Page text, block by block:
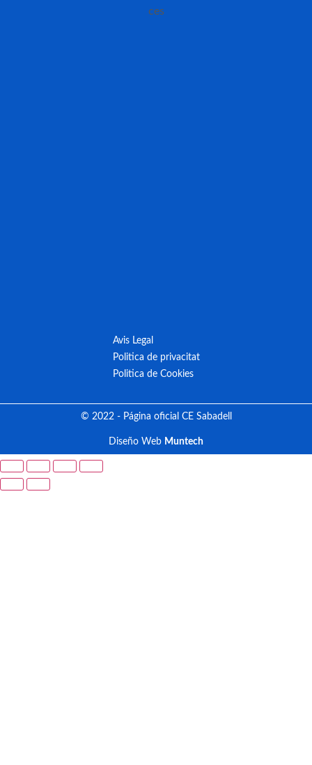
Avis Legal
Politica de privacitat
Politica de Cookies
© 2022 - Página oficial CE Sabadell
Diseño Web Muntech